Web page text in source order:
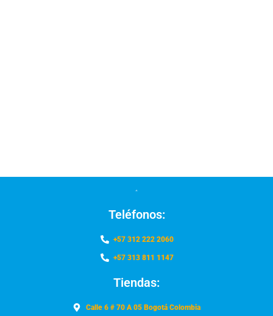
Teléfonos:
+57 312 222 2060
+57 313 811 1147
Tiendas:
Calle 6 # 70 A 05 Bogotá Colombia